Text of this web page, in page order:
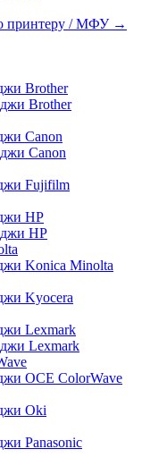
принтеру / МФУ →
Brother
Brother
Canon
Canon
Fujifilm
HP
HP
Konica Minolta
Kyocera
Lexmark
Lexmark
OCE ColorWave
Oki
Panasonic